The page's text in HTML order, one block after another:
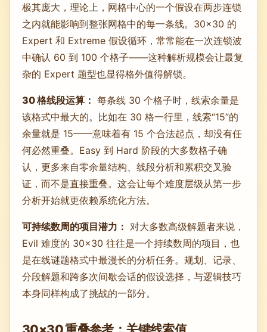
极其庞大，理论上，网格中心的一个假设在两步连锁
之内就能影响到整张网格中的每一条线。30×30 的
Expert 和 Extreme 假设循环，常常能在一次连锁波
中确认 60 到 100 个格子——这种解析规模会让最复
杂的 Expert 题型也显得格外值得解锁。
30 格线段运算： 每条线 30 个格子时，线索余量是
该格式中最大的。比如在 30 格一行里，线索“15”的
余量就是 15——意味着有 15 个合法起点，却没有任
何必然重叠。Easy 到 Hard 阶段的大多数格子确
认，更多来自零余量结构、线段分析和累积交叉验
证，而不是直接重叠。这会让每个难度层级从第一步
分析开始就更依赖系统化方法。
可持续数周的项目潜力： 对大多数高级解题者来说，
Evil 难度的 30×30 往往是一个持续数周的项目，也
是在线谜题格式中最漫长的分析任务。规划、记录、
分段解题和跨多次间歇会话的假设选择，与逻辑技巧
本身同样构成了挑战的一部分。